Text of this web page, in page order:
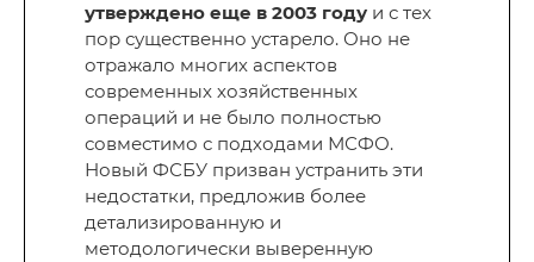
утверждено еще в 2003 году и с тех
пор существенно устарело. Оно не
отражало многих аспектов
современных хозяйственных
операций и не было полностью
совместимо с подходами МСФО.
Новый ФСБУ призван устранить эти
недостатки, предложив более
детализированную и
методологически выверенную